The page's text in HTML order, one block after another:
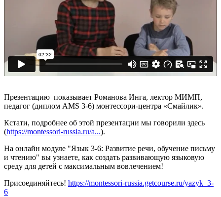
Презентацию показывает Романова Инга, лектор МИМП,
педагог (диплом AMS 3-6) монтессори-центра «Смайлик».
Кстати, подробнее об этой презентации мы говорили здесь
(https://montessori-russia.ru/a...).
На онлайн модуле "Язык 3-6: Развитие речи, обучение письму
и чтению" вы узнаете, как создать развивающую языковую
среду для детей с максимальным вовлечением!
Присоединяйтесь! https://montessori-russia.getcourse.ru/yazyk_3-
6